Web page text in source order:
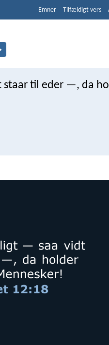
Emner Tilfældigt vers
staar til eder —, da